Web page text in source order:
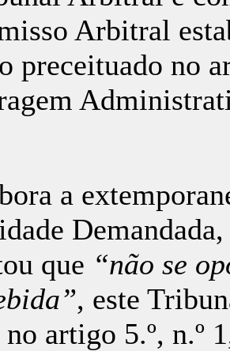
Arbitral
preceituado no
a
que “não se
, este
artigo 5.º, n.º